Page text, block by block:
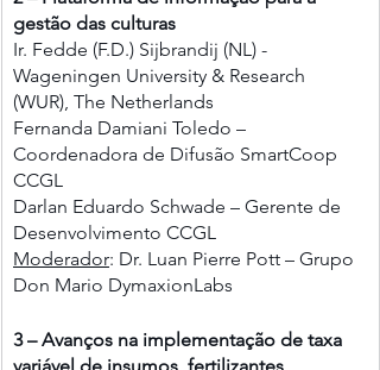
gestão das culturas
Ir. Fedde (F.D.) Sijbrandij (NL) -
Wageningen University & Research
(WUR), The Netherlands
Fernanda Damiani Toledo –
Coordenadora de Difusão SmartCoop
CCGL
Darlan Eduardo Schwade – Gerente de
Desenvolvimento CCGL
Moderador: Dr. Luan Pierre Pott – Grupo
Don Mario DymaxionLabs
3 – Avanços na implementação de taxa